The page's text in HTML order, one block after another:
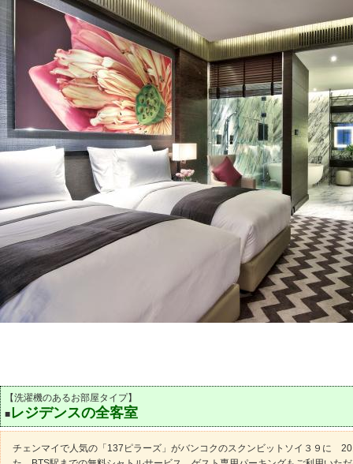
【洗濯機のあるお部屋タイプ】
■レジデンスの全客室
チェンマイで人気の「137ピラーズ」がバンコクのスクンビットソイ３９に